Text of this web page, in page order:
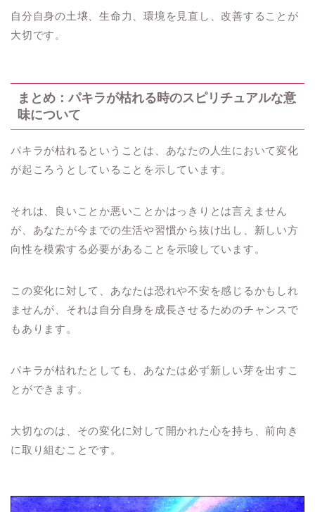
自分自身の土壌、生命力、環境を見直し、改善することが
大切です。
まとめ：パキラが枯れる時のスピリチュアルな意
味について
パキラが枯れるということは、あなたの人生において変化
が起ころうとしていることを示しています。
それは、良いことか悪いことかはっきりとは言えません
が、あなたが今までの生活や習慣から抜け出し、新しい方
向性を模索する必要があることを示唆しています。
この変化に対して、あなたは恐れや不安を感じるかもしれ
ませんが、それは自分自身を成長させるためのチャンスで
もあります。
パキラが枯れたとしても、あなたは必ず新しい芽を出すこ
とができます。
大切なのは、その変化に対して開かれた心を持ち、前向き
に取り組むことです。